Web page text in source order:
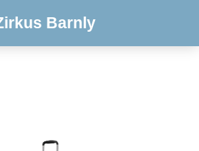
Barnly